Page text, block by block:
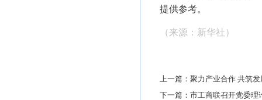
提供参考。
（ 来源：新华社 ）
上一篇：聚力产业合作 共筑
下一篇：市工商联召开党委理